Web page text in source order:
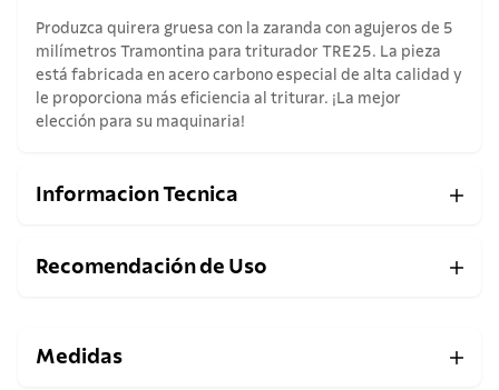
Produzca quirera gruesa con la zaranda con agujeros de 5
milímetros Tramontina para triturador TRE25. La pieza
está fabricada en acero carbono especial de alta calidad y
le proporciona más eficiencia al triturar. ¡La mejor
elección para su maquinaria!
Informacion Tecnica
Recomendación de Uso
Medidas